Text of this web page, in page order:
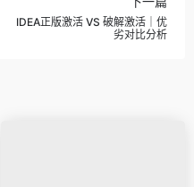
IDEA正版激活 VS 破解激活｜优
劣对比分析